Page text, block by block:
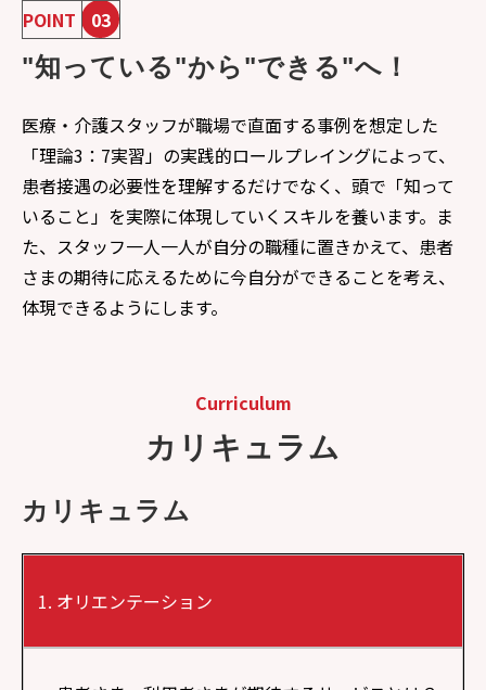
POINT
03
"知っている"から"できる"へ！​
医療・介護スタッフが職場で直面する事例を想定した
「理論3：7実習」の実践的ロールプレイングによって、
患者接遇の必要性を理解するだけでなく、頭で「知って
いること」を実際に体現していくスキルを養います。ま
た、スタッフ一人一人が自分の職種に置きかえて、患者
さまの期待に応えるために今自分ができることを考え、
体現できるようにします。​
Curriculum
カリキュラム
カリキュラム
オリエンテーション